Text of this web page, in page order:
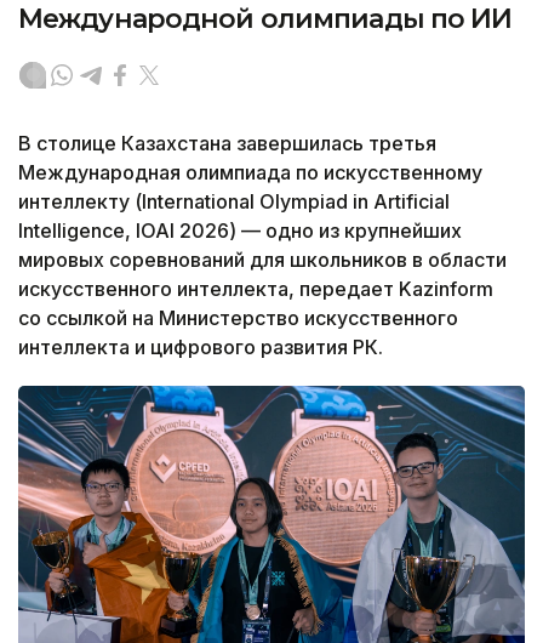
Международной олимпиады по ИИ
В столице Казахстана завершилась третья
Международная олимпиада по искусственному
интеллекту (International Olympiad in Artificial
Intelligence, IOAI 2026) — одно из крупнейших
мировых соревнований для школьников в области
искусственного интеллекта, передает Kazinform
со ссылкой на Министерство искусственного
интеллекта и цифрового развития РК.